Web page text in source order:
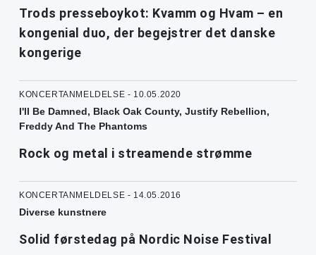
Trods presseboykot: Kvamm og Hvam – en
kongenial duo, der begejstrer det danske
kongerige
KONCERTANMELDELSE - 10.05.2020
I'll Be Damned, Black Oak County, Justify Rebellion,
Freddy And The Phantoms
Rock og metal i streamende strømme
KONCERTANMELDELSE - 14.05.2016
Diverse kunstnere
Solid førstedag på Nordic Noise Festival